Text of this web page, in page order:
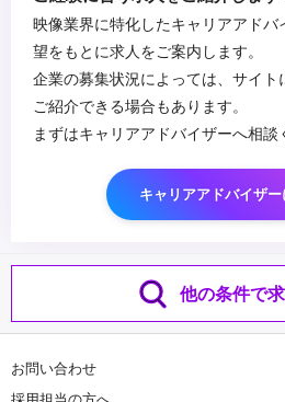
映像業界に特化したキャリアアド
望をもとに求人をご案内します。
企業の募集状況によっては、サイト
ご紹介できる場合もあります。
まずはキャリアアドバイザーへ相談
キャリアアドバイザ
他の条件で
お問い合わせ
採用担当の方へ